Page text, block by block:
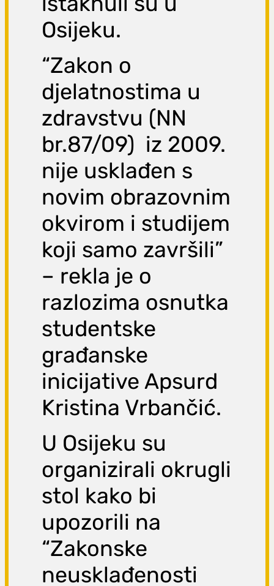
Osijeku.
“Zakon o
djelatnostima u
zdravstvu (NN
br.87/09) iz 2009.
nije usklađen s
novim obrazovnim
okvirom i studijem
koji samo završili”
– rekla je o
razlozima osnutka
studentske
građanske
inicijative Apsurd
Kristina Vrbančić.
U Osijeku su
organizirali okrugli
stol kako bi
upozorili na
“Zakonske
neusklađenosti